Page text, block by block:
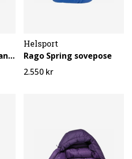
Rago dunsovepose (lang)
Helsport
Rago Spring sovepose
2.550 kr